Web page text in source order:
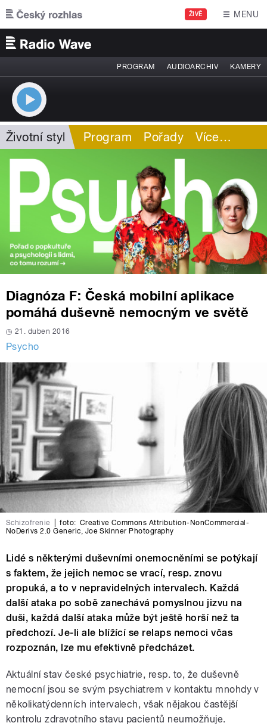
Přejít k hlavnímu obsahu
ŽIVĚ MENU
PROGRAM AUDIOARCHIV KAMERY
Životní styl Program Pořady Více…
Diagnóza F: Česká mobilní aplikace
pomáhá duševně nemocným ve světě
21. duben 2016
Psycho
Schizofrenie foto: Creative Commons Attribution-NonCommercial-
NoDerivs 2.0 Generic, Joe Skinner Photography
Lidé s některými duševními onemocněními se potýkají
s faktem, že jejich nemoc se vrací, resp. znovu
propuká, a to v nepravidelných intervalech. Každá
další ataka po sobě zanechává pomyslnou jizvu na
duši, každá další ataka může být ještě horší než ta
předchozí. Je-li ale blížící se relaps nemoci včas
rozpoznán, lze mu efektivně předcházet.
Aktuální stav české psychiatrie, resp. to, že duševně
nemocní jsou se svým psychiatrem v kontaktu mnohdy v
několikatýdenních intervalech, však nějakou častější
kontrolu zdravotního stavu pacientů neumožňuje.